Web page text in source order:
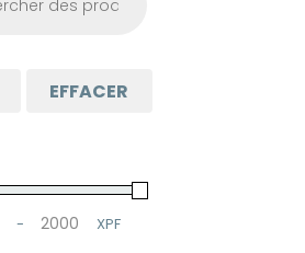
EFFACER
Minimum Price
-
Maximum Price
XPF